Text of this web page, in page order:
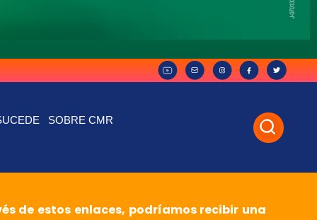
SOBRE CMR
de estos enlaces, podríamos recibir una